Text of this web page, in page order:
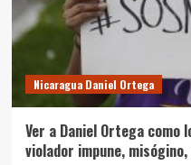
Nicaragua Daniel Ortega
Ver a Daniel Ortega como
violador impune,